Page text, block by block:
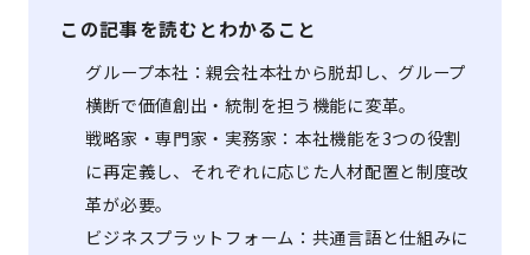
この記事を読むとわかること
グループ本社：親会社本社から脱却し、グループ
横断で価値創出・統制を担う機能に変革。
戦略家・専門家・実務家：本社機能を3つの役割
に再定義し、それぞれに応じた人材配置と制度改
革が必要。
ビジネスプラットフォーム：共通言語と仕組みに